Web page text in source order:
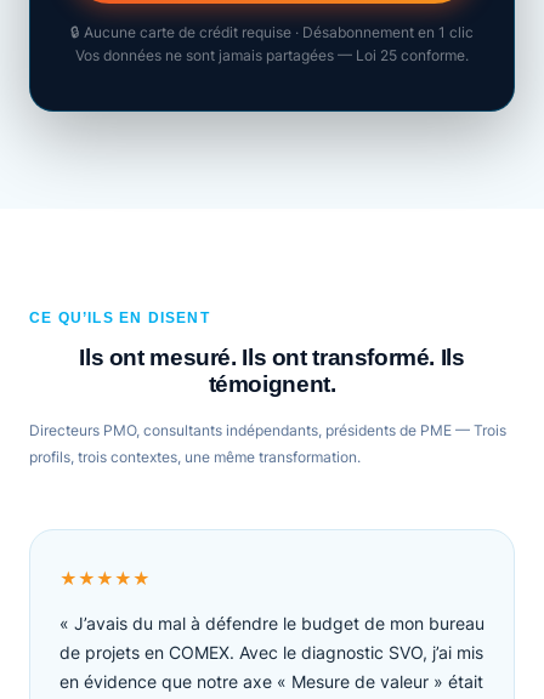
🔒 Aucune carte de crédit requise · Désabonnement en 1 clic
Vos données ne sont jamais partagées — Loi 25 conforme.
CE QU’ILS EN DISENT
Ils ont mesuré. Ils ont transformé. Ils
témoignent.
Directeurs PMO, consultants indépendants, présidents de PME — Trois
profils, trois contextes, une même transformation.
★★★★★
« J’avais du mal à défendre le budget de mon bureau
de projets en COMEX. Avec le diagnostic SVO, j’ai mis
en évidence que notre axe « Mesure de valeur » était